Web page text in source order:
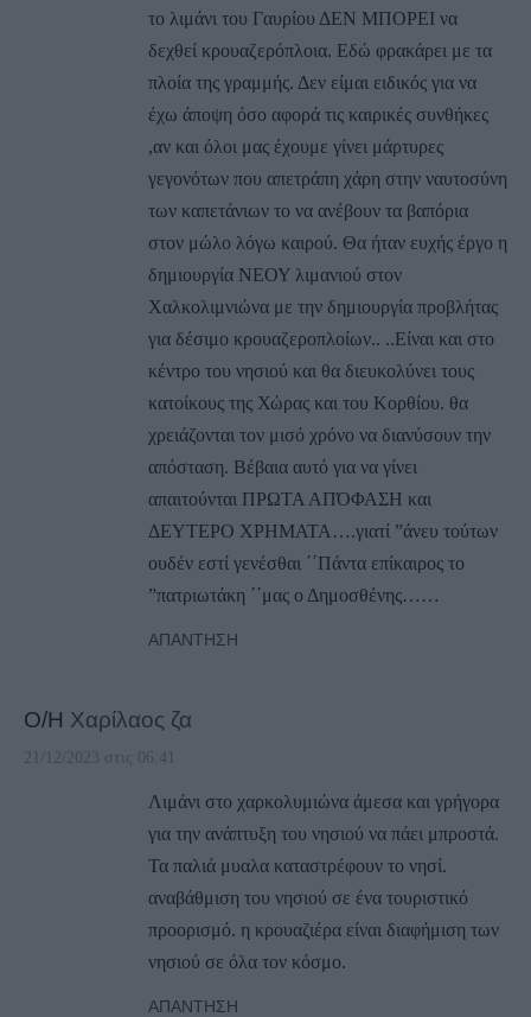
το λιμάνι του Γαυρίου ΔΕΝ ΜΠΟΡΕΙ να
δεχθεί κρουαζερόπλοια. Εδώ φρακάρει με τα
πλοία της γραμμής. Δεν είμαι ειδικός για να
έχω άποψη όσο αφορά τις καιρικές συνθήκες
,αν και όλοι μας έχουμε γίνει μάρτυρες
γεγονότων που απετράπη χάρη στην ναυτοσύνη
των καπετάνιων το να ανέβουν τα βαπόρια
στον μώλο λόγω καιρού. Θα ήταν ευχής έργο η
δημιουργία ΝΕΟΥ λιμανιού στον
Χαλκολιμνιώνα με την δημιουργία προβλήτας
για δέσιμο κρουαζεροπλοίων.. ..Είναι και στο
κέντρο του νησιού και θα διευκολύνει τους
κατοίκους της Χώρας και του Κορθίου. θα
χρειάζονται τον μισό χρόνο να διανύσουν την
απόσταση. Βέβαια αυτό για να γίνει
απαιτούνται ΠΡΩΤΑ ΑΠΌΦΑΣΗ και
ΔΕΥΤΕΡΟ ΧΡΗΜΑΤΑ….γιατί ”άνευ τούτων
ουδέν εστί γενέσθαι ΄΄Πάντα επίκαιρος το
”πατριωτάκη ΄΄μας ο Δημοσθένης……
ΑΠΆΝΤΗΣΗ
Ο/Η Χαρίλαος ζα
21/12/2023 στις 06:41
Λιμάνι στο χαρκολυμιώνα άμεσα και γρήγορα
για την ανάπτυξη του νησιού να πάει μπροστά.
Τα παλιά μυαλα καταστρέφουν το νησί.
αναβάθμιση του νησιού σε ένα τουριστικό
προορισμό. η κρουαζιέρα είναι διαφήμιση των
νησιού σε όλα τον κόσμο.
ΑΠΆΝΤΗΣΗ